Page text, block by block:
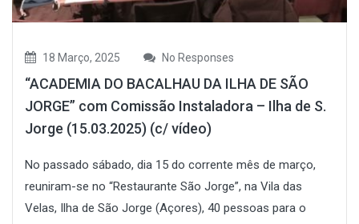
18 Março, 2025 No Responses
“ACADEMIA DO BACALHAU DA ILHA DE SÃO
JORGE” com Comissão Instaladora – Ilha de S.
Jorge (15.03.2025) (c/ vídeo)
No passado sábado, dia 15 do corrente mês de março,
reuniram-se no “Restaurante São Jorge”, na Vila das
Velas, Ilha de São Jorge (Açores), 40 pessoas para o